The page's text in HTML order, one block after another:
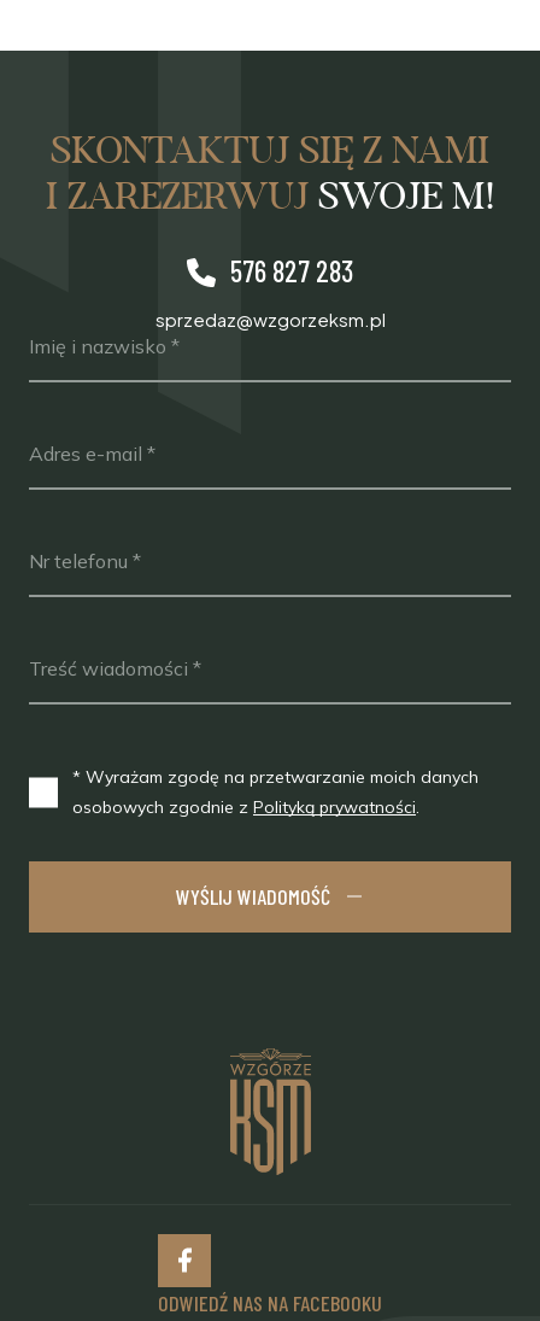
SKONTAKTUJ SIĘ Z NAMI
I ZAREZERWUJ SWOJE M!
576 827 283
sprzedaz@wzgorzeksm.pl
Imię i nazwisko *
Adres e-mail *
Nr telefonu *
Treść wiadomości *
* Wyrażam zgodę na przetwarzanie moich danych
osobowych zgodnie z Polityką prywatności.
ODWIEDŹ NAS NA FACEBOOKU